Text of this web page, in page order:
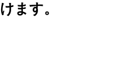
ます。